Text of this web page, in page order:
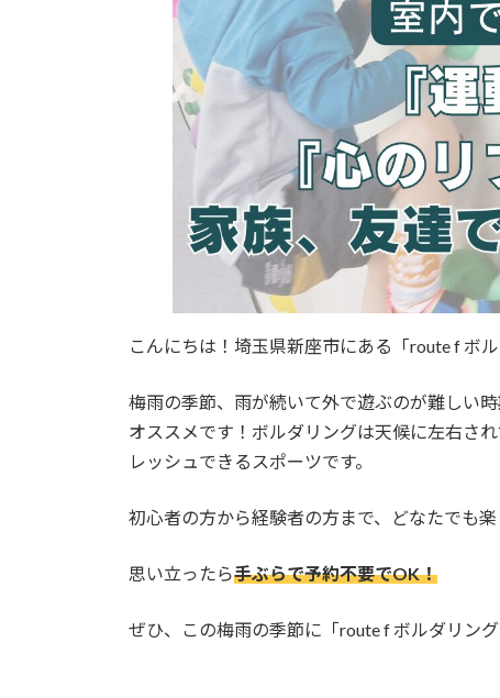
こんにちは！埼玉県新座市にある「route f ボル
梅雨の季節、雨が続いて外で遊ぶのが難しい
オススメです！ボルダリングは天候に左右さ
レッシュできるスポーツです。
初心者の方から経験者の方まで、どなたでも楽
思い立ったら手ぶらで予約不要でOK！
ぜひ、この梅雨の季節に「route f ボルダリン